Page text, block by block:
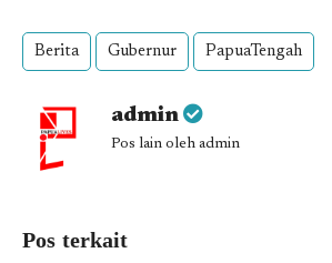
Berita Gubernur PapuaTengah
admin
Pos lain oleh admin
Pos terkait